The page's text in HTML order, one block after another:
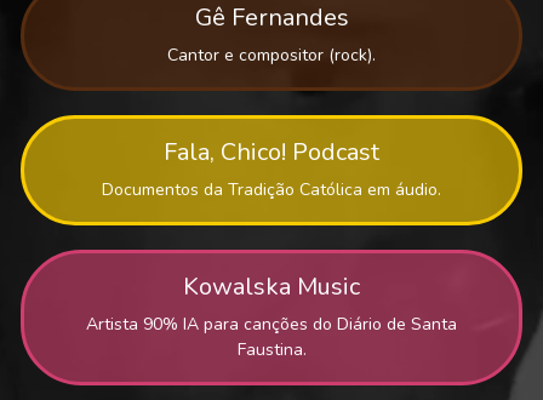
Gê Fernandes
Cantor e compositor (rock).
Fala, Chico! Podcast
Documentos da Tradição Católica em áudio.
Kowalska Music
Artista 90% IA para canções do Diário de Santa
Faustina.